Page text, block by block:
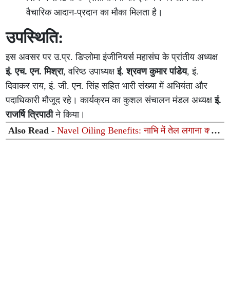
वैचारिक आदान-प्रदान का मौका मिलता है।
उपस्थिति:
इस अवसर पर उ.प्र. डिप्लोमा इंजीनियर्स महासंघ के प्रांतीय अध्यक्ष
इं. एच. एन. मिश्रा, वरिष्ठ उपाध्यक्षइं. श्रवण कुमार पांडेय, इं.
दिवाकर राय, इं. जी. एन. सिंह सहित भारी संख्या में अभियंता और
पदाधिकारी मौजूद रहे। कार्यक्रम का कुशल संचालन मंडल अध्यक्षइं.
राजर्षि त्रिपाठीने किया।
Also Read -Navel Oiling Benefits: नाभि में तेल लगाना क्यों
माना जाता है संजीवनी? जानें 'नाभि पूरण' के फायदे और सही तेल का